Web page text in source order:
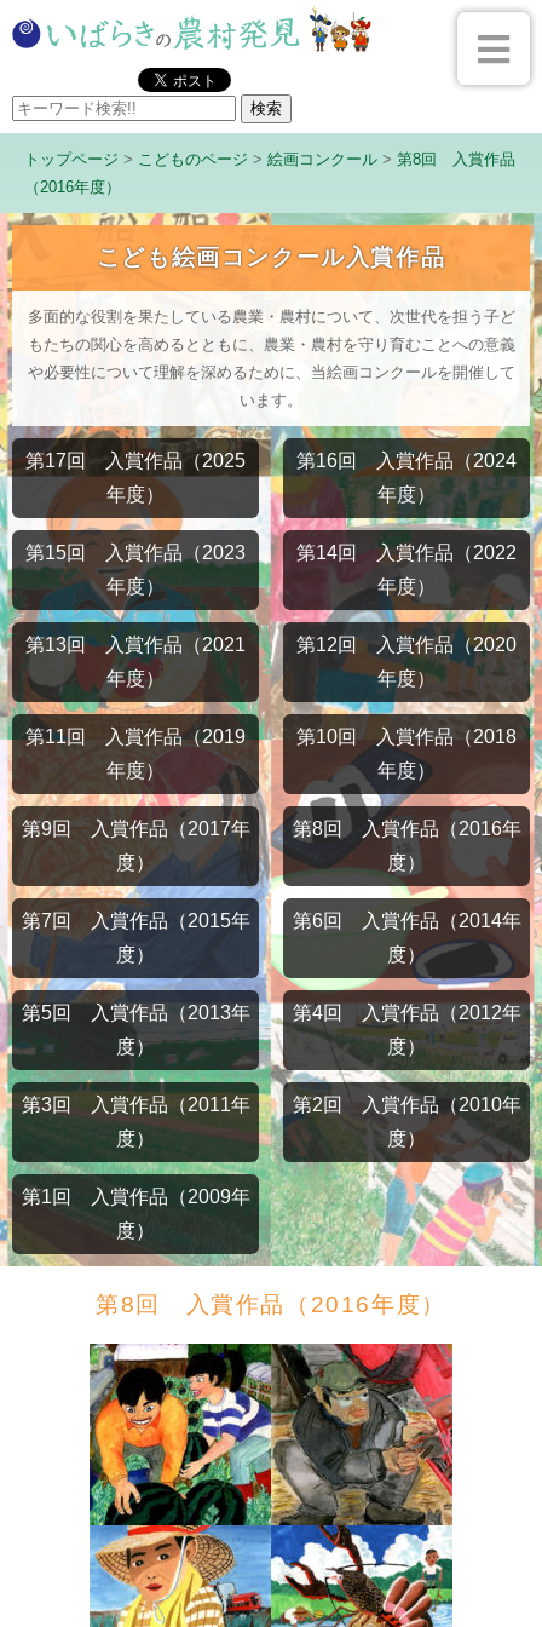
トップページ > こどものページ > 絵画コンクール > 第8回 入賞作品
（2016年度）
こども絵画コンクール入賞作品
多面的な役割を果たしている農業・農村について、次世代を担う子ど
もたちの関心を高めるとともに、農業・農村を守り育むことへの意義
や必要性について理解を深めるために、当絵画コンクールを開催して
います。
第17回 入賞作品（2025
年度）
第16回 入賞作品（2024
年度）
第15回 入賞作品（2023
年度）
第14回 入賞作品（2022
年度）
第13回 入賞作品（2021
年度）
第12回 入賞作品（2020
年度）
第11回 入賞作品（2019
年度）
第10回 入賞作品（2018
年度）
第9回 入賞作品（2017年
度）
第8回 入賞作品（2016年
度）
第7回 入賞作品（2015年
度）
第6回 入賞作品（2014年
度）
第5回 入賞作品（2013年
度）
第4回 入賞作品（2012年
度）
第3回 入賞作品（2011年
度）
第2回 入賞作品（2010年
度）
第1回 入賞作品（2009年
度）
第8回 入賞作品（2016年度）